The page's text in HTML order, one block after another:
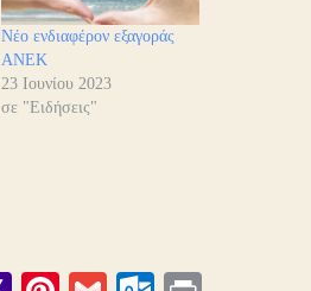
Νέο ενδιαφέρον εξαγοράς
ΑΝΕΚ
23 Ιουνίου 2023
σε "Ειδήσεις"